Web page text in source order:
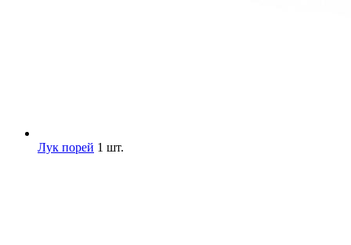
Лук порей 1 шт.